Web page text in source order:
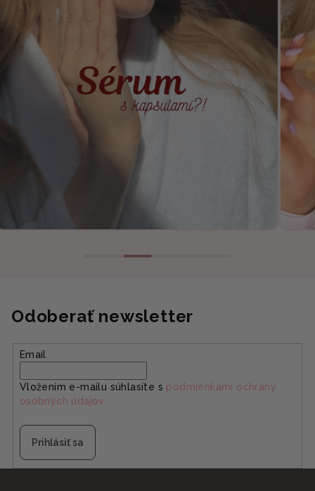
Odoberať newsletter
Email
Vložením e-mailu súhlasíte s podmienkami ochrany
osobných údajov
Prihlásiť sa